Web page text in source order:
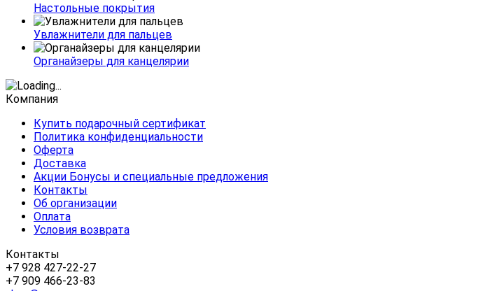
Настольные покрытия
Увлажнители для пальцев
Органайзеры для канцелярии
Компания
Купить подарочный сертификат
Политика конфиденциальности
Оферта
Доставка
Акции Бонусы и специальные предложения
Контакты
Об организации
Оплата
Условия возврата
Контакты
+7 928 427-22-27
+7 909 466-23-83